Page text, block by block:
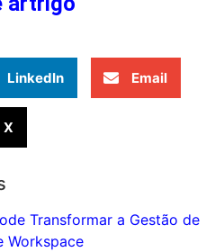
LinkedIn Email
X
Transformar a Gestão de
Workspace